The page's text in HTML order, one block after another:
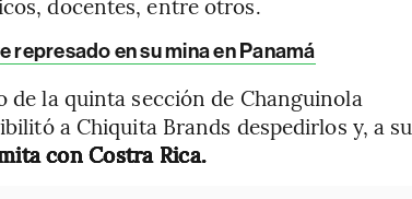
represado en su mina en Panamá
de la quinta sección de Changuinola
a Chiquita Brands despedirlos y, a su
con Costra Rica.